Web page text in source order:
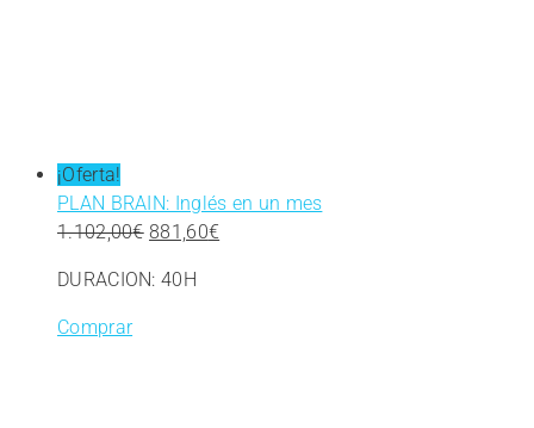
¡Oferta!
PLAN BRAIN: Inglés en un mes
1.102,00€ El
original
881,60€
DURACION: 40H
Comprar